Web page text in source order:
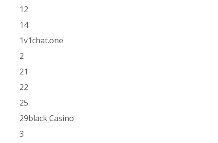
12
14
1v1chat.one
2
21
22
25
29black Casino
3